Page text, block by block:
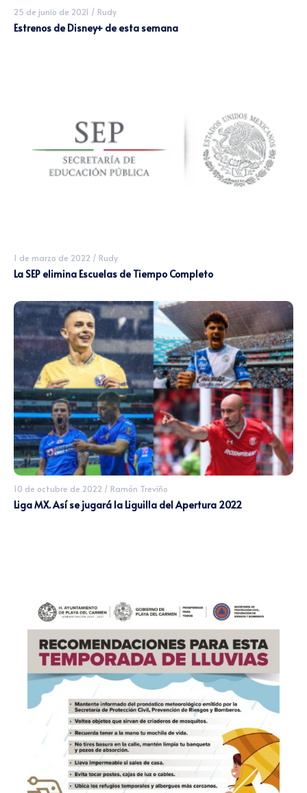
25 de junio de 2021 / Rudy
Estrenos de Disney+ de esta semana
1 de marzo de 2022 / Rudy
La SEP elimina Escuelas de Tiempo Completo
10 de octubre de 2022 / Ramón Treviño
Liga MX. Así se jugará la Liguilla del Apertura 2022